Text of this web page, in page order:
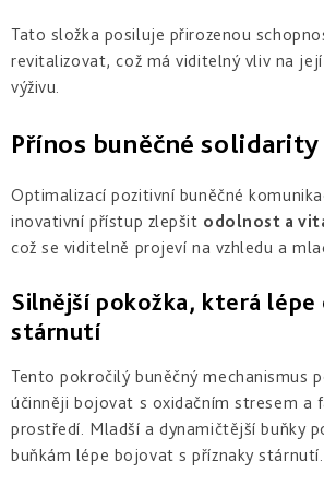
Tato složka posiluje přirozenou
revitalizovat, což má viditelný vliv na
výživu.
Přínos buněčné
Optimalizací pozitivní buněčné
inovativní přístup zlepšit odolnost a
což se viditelně projeví na vzhledu a
Silnější pokožka, která lépe
stárnutí
Tento pokročilý buněčný mechanismus
účinněji bojovat s oxidačním stresem a
prostředí. Mladší a dynamičtější buňky
buňkám lépe bojovat s příznaky stárnutí.